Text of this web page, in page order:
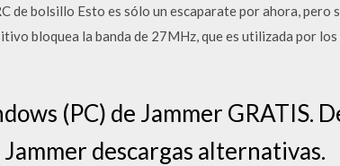
de bolsillo Esto es sólo un escaparate por ahora,
bloquea la banda de 27MHz, que es utilizada por
(PC) de Jammer GRATIS.
descargas alternativas.